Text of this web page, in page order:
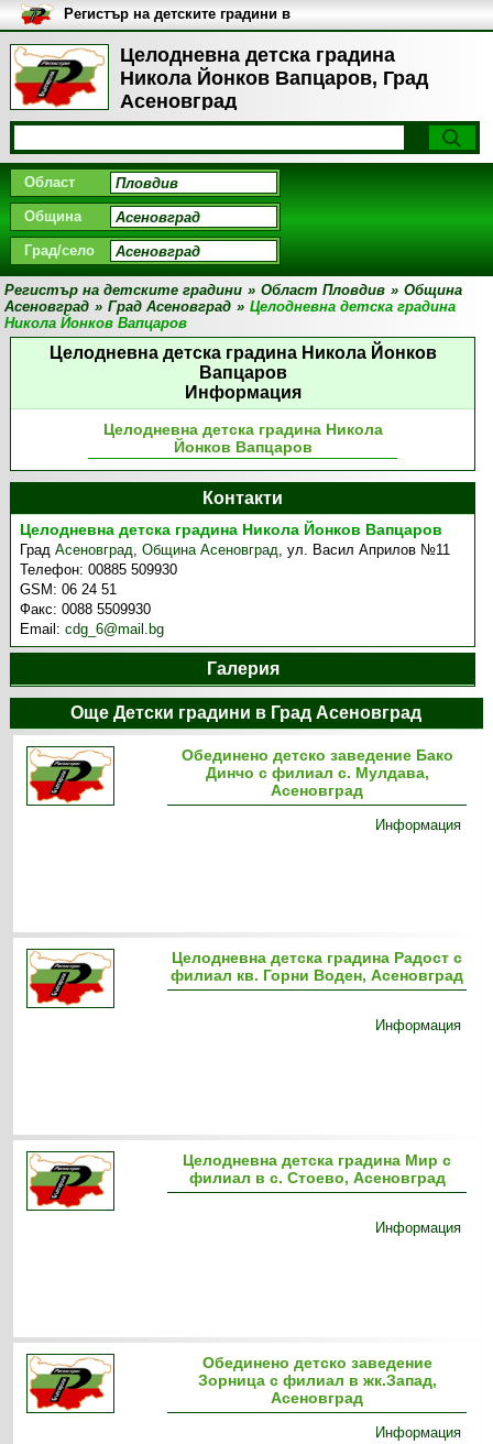
Целодневна детска градина
Никола Йонков Вапцаров, Град
Асеновград
Регистър на детските градини в
България
Област
Община
Град/село
Регистър на детските градини » Област Пловдив » Община
Асеновград » Град Асеновград » Целодневна детска градина
Никола Йонков Вапцаров
Целодневна детска градина Никола Йонков
Вапцаров
Информация
Целодневна детска градина Никола
Йонков Вапцаров
Контакти
Целодневна детска градина Никола Йонков Вапцаров
ГрадАсеновград,Община Асеновград,ул. Васил Априлов №11
Телефон:00885 509930
GSM:06 24 51
Факс:0088 5509930
Email:cdg_6@mail.bg
Галерия
Още Детски градини в Град Асеновград
Обединено детско заведение Бако
Динчо с филиал с. Мулдава,
Асеновград
Информация
Целодневна детска градина Радост с
филиал кв. Горни Воден, Асеновград
Информация
Целодневна детска градина Мир с
филиал в с. Стоево, Асеновград
Информация
Обединено детско заведение
Зорница с филиал в жк.Запад,
Асеновград
Информация